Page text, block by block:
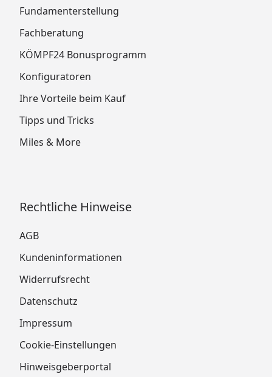
Fundamenterstellung
Fachberatung
KÖMPF24 Bonusprogramm
Konfiguratoren
Ihre Vorteile beim Kauf
Tipps und Tricks
Miles & More
Rechtliche Hinweise
AGB
Kundeninformationen
Widerrufsrecht
Datenschutz
Impressum
Cookie-Einstellungen
Hinweisgeberportal